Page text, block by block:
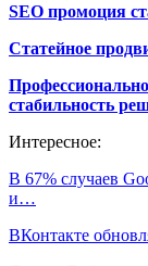
SEO промоция
Статейное
стабильность
Интересное:
В 67% случаев
и…
ВКонтакте